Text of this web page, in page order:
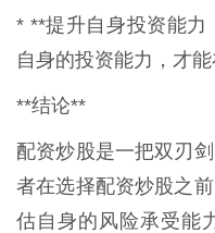
* **提升自身投资能力
自身的投资能力，才
**结论**
配资炒股是一把双刃
者在选择配资炒股之
估自身的风险承受能